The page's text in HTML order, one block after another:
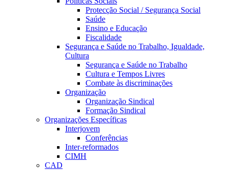
Protecção Social / Segurança Social
Saúde
Ensino e Educação
Fiscalidade
Segurança e Saúde no Trabalho, Igualdade,
Cultura
Segurança e Saúde no Trabalho
Cultura e Tempos Livres
Combate às discriminações
Organização
Organização Sindical
Formação Sindical
Organizações Específicas
Interjovem
Conferências
Inter-reformados
CIMH
CAD